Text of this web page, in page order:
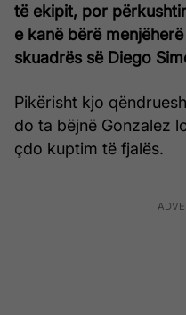
të ekipit, por
e kanë bërë
skuadrës së Diego
Pikërisht kjo
do ta bëjnë Gonzalez
çdo kuptim të fjalës.